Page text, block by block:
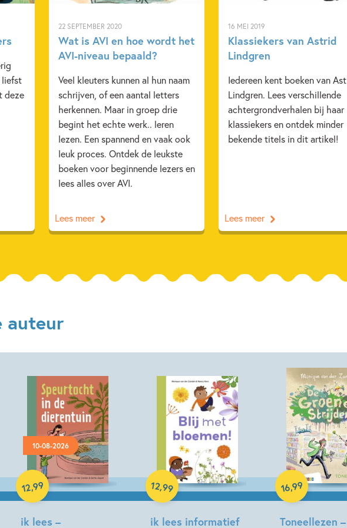
liefst
deze
22 SEPTEMBER 2020
Wat is AVI en hoe wordt het
AVI-niveau bepaald?
Veel kleuters kunnen al hun naam
schrijven, of een aantal letters
herkennen. Maar in groep drie
begint het echte werk.. leren
lezen. Een spannend en vaak ook
leuk proces. Ontdek de leukste
boeken voor beginnende lezers en
lees alles over AVI.
Lees meer
16 MEI 2019
Klassiekers van Astrid
Lindgren
Iedereen kent boeken van
Lindgren. Lees verschillende
achtergrondverhalen bij haar
klassiekers en ontdek minder
bekende titels in dit artikel!
Lees meer
auteur
10-08-2026
ik lees –
12,99
Hardcover
ik lees informatief
12,99
Hardcover
Toneellezen
16,99
Hardcover